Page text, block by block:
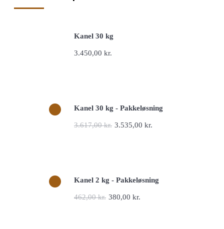
Kanel 30 kg
3.450,00 kr.
Kanel 30 kg - Pakkeløsning
3.617,00kr. 3.535,00 kr.
Kanel 2 kg - Pakkeløsning
462,00kr. 380,00 kr.